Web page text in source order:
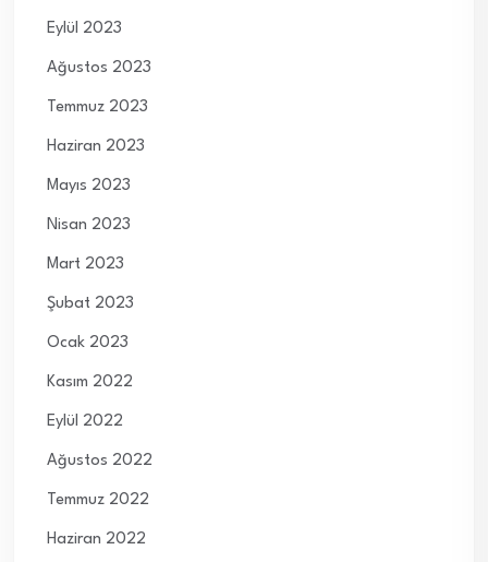
Eylül 2023
Ağustos 2023
Temmuz 2023
Haziran 2023
Mayıs 2023
Nisan 2023
Mart 2023
Şubat 2023
Ocak 2023
Kasım 2022
Eylül 2022
Ağustos 2022
Temmuz 2022
Haziran 2022